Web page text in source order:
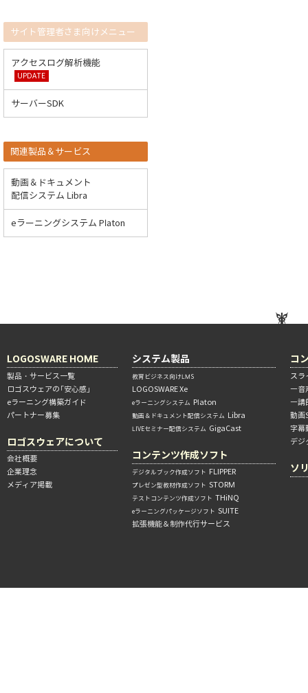
サイト管理者さま向けメニュー
アクセスログ解析機能
UPDATE
サーバーSDK
関連製品＆サービス
動画＆ドキュメント
配信システム Libra
eラーニングシステム Platon
LOGOSWARE HOME
製品・サービス一覧
ロゴスウェアの「安心感」
eラーニング構築ガイド
パートナー募集
ロゴスウェアについて
会社概要
企業理念
メディア掲載
システム製品
教育ビジネス向けLMS
LOGOSWARE Xe
eラーニングシステム Platon
動画＆ドキュメント配信システム Libra
LIVEセミナー配信システム GigaCast
コンテンツ作成ソフト
デジタルブック作成ソフト FLIPPER
プレゼン型教材作成ソフト STORM
テストコンテンツ作成ソフト THiNQ
eラーニングパッケージソフト SUITE
拡張機能＆制作代行サービス
コ
ス
―音
―講
動画
字幕
デジ
ソ